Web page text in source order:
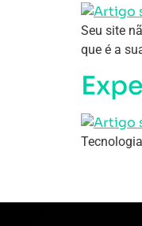
Seu site
que é a